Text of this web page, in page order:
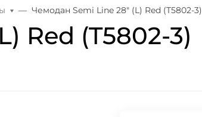
Чемодан Semi Line 28" (L) Red (T5802-3)
Red (T5802-3)